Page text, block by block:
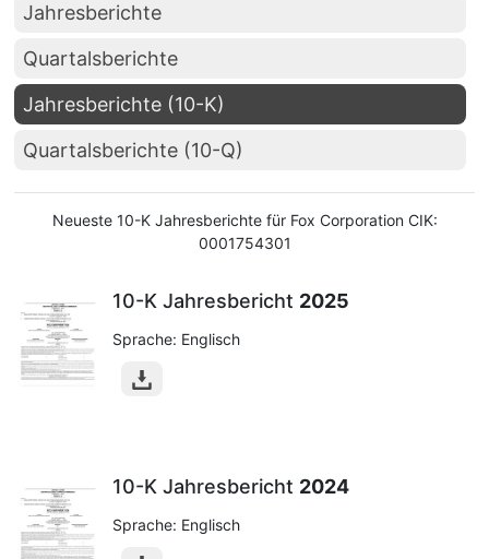
Jahresberichte
Quartalsberichte
Jahresberichte (10-K)
Quartalsberichte (10-Q)
Neueste 10-K Jahresberichte für Fox Corporation CIK:
0001754301
10-K Jahresbericht 2025
Sprache: Englisch
10-K Jahresbericht 2024
Sprache: Englisch